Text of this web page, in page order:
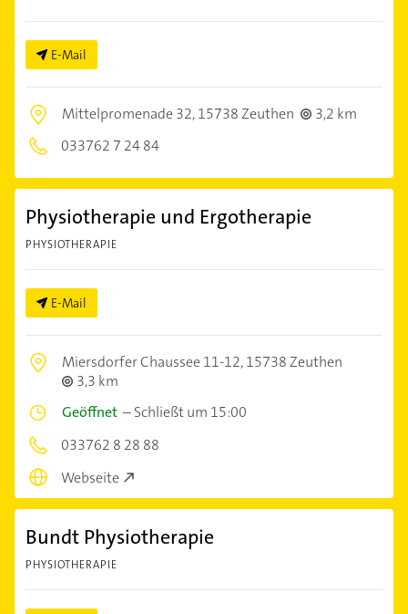
E-Mail
Mittelpromenade 32,15738 Zeuthen
3,2 km
033762 7 24 84
Physiotherapie und Ergotherapie
PHYSIOTHERAPIE
E-Mail
Miersdorfer Chaussee 11-12,15738 Zeuthen
3,3 km
Geöffnet –Schließt um 15:00
033762 8 28 88
Webseite
Bundt Physiotherapie
PHYSIOTHERAPIE